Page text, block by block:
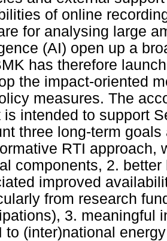
of online
for analysing large
(AI) open up a
has therefore
the impact-oriented
measures. The
is intended to support
three long-term
RTI approach,
components, 2.
improved
from research
3. meaningful
to (inter)national